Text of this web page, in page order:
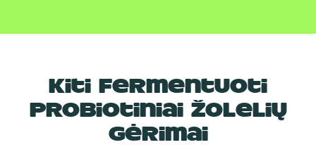
Kiti fermentuoti
probiotiniai žolelių
gėrimai